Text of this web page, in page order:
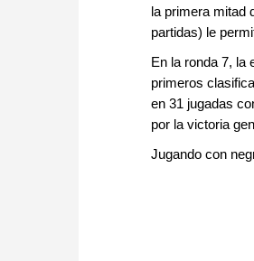
la primera mitad
partidas) le
En la ronda 7, la
primeros
en 31 jugadas
por la victoria
Jugando con